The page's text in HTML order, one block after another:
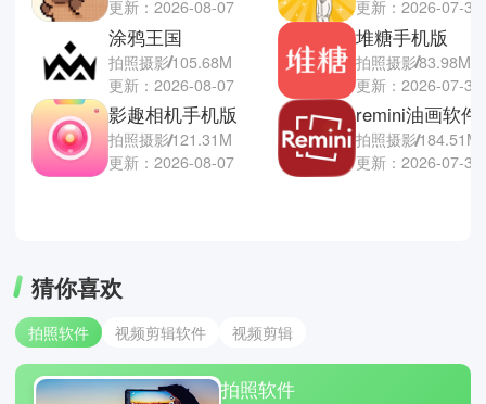
更新：2026-08-07
涂鸦王国
拍照摄影105.68M
更新：2026-08-07
影趣相机手机版
拍照摄影121.31M
更新：2026-08-07
更新：2026-07-31
堆糖手机版
拍照摄影83.98M
更新：2026-07-30
拍照摄影184.51M
更新：2026-07-30
猜你喜欢
拍照软件 视频剪辑软件 视频剪辑
拍照软件